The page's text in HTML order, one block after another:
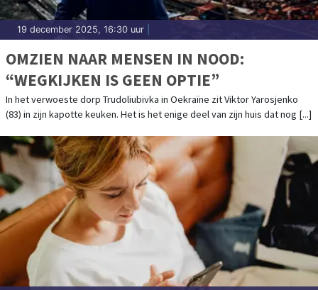
19 december 2025, 16:30 uur
OMZIEN NAAR MENSEN IN NOOD:
“WEGKIJKEN IS GEEN OPTIE”
In het verwoeste dorp Trudoliubivka in Oekraïne zit Viktor Yarosjenko
(83) in zijn kapotte keuken. Het is het enige deel van zijn huis dat nog [...]